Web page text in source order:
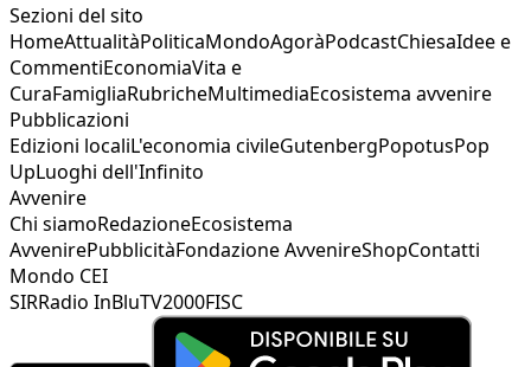
Sezioni del sito
HomeAttualitàPoliticaMondoAgoràPodcastChiesaIdee e
CommentiEconomiaVita e
CuraFamigliaRubricheMultimediaEcosistema avvenire
Pubblicazioni
Edizioni localiL'economia civileGutenbergPopotusPop
UpLuoghi dell'Infinito
Avvenire
Chi siamoRedazioneEcosistema
AvvenirePubblicitàFondazione AvvenireShopContatti
Mondo CEI
SIRRadio InBluTV2000FISC